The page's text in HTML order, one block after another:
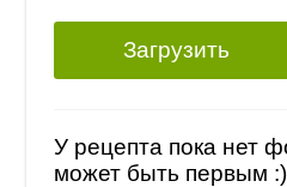
Загрузить
У рецепта пока нет
может быть первым :)